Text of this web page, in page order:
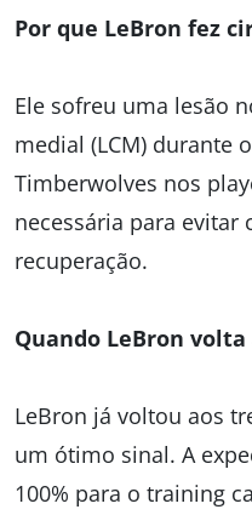
Por que LeBron fez
Ele sofreu uma lesão
medial (LCM) durante
Timberwolves nos
necessária para evitar
recuperação.
Quando LeBron volta
LeBron já voltou aos
um ótimo sinal. A
100% para o training